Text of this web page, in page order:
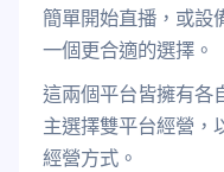
簡單開始直播，或設
一個更合適的選擇。
這兩個平台皆擁有各
主選擇雙平台經營，
經營方式。